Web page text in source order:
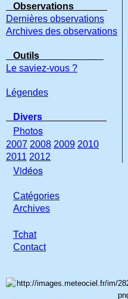
Observations
Dernières observations
Archives des observations
Outils
Le saviez-vous ?
Légendes
Divers
Photos
2007 2008 2009 2010
2011 2012
Vidéos
Catégories
Archives
Tchat
Contact